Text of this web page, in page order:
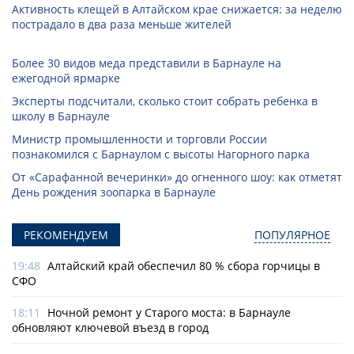
Активность клещей в Алтайском крае снижается: за неделю
пострадало в два раза меньше жителей
Более 30 видов меда представили в Барнауле на
ежегодной ярмарке
Эксперты подсчитали, сколько стоит собрать ребенка в
школу в Барнауле
Министр промышленности и торговли России
познакомился с Барнаулом с высоты Нагорного парка
От «Сарафанной вечеринки» до огненного шоу: как отметят
День рождения зоопарка в Барнауле
РЕКОМЕНДУЕМ ПОПУЛЯРНОЕ
19:48 Алтайский край обеспечил 80 % сбора горчицы в
СФО
18:11
Ночной ремонт у Старого моста: в Барнауле
обновляют ключевой въезд в город